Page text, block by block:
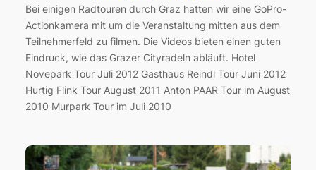
Bei einigen Radtouren durch Graz hatten wir eine GoPro-
Actionkamera mit um die Veranstaltung mitten aus dem
Teilnehmerfeld zu filmen. Die Videos bieten einen guten
Eindruck, wie das Grazer Cityradeln abläuft. Hotel
Novepark Tour Juli 2012 Gasthaus Reindl Tour Juni 2012
Hurtig Flink Tour August 2011 Anton PAAR Tour im August
2010 Murpark Tour im Juli 2010